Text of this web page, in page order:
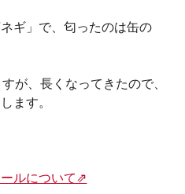
ギ」で、匂ったのは缶の
が、長くなってきたので、
ます。
ルについて⇗